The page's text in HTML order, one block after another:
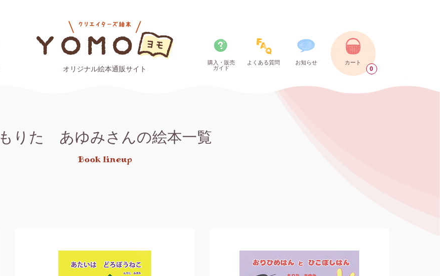
オリジナル絵本通販サイト
購入・販売
ガイド
よくある質問 お知らせ カート
0
もりた あゆみさんの絵本一覧
Book lineup